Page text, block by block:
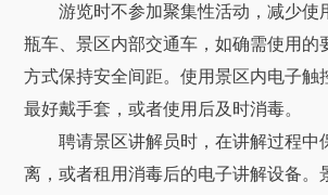
游览时不参加聚集性活动，减少使
瓶车、景区内部交通车，如确需使用的
方式保持安全间距。使用景区内电子触
最好戴手套，或者使用后及时消毒。
聘请景区讲解员时，在讲解过程中
离，或者租用消毒后的电子讲解设备。